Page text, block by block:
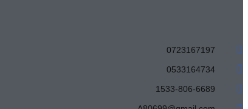
0723167197
0533164734
1533-806-6689